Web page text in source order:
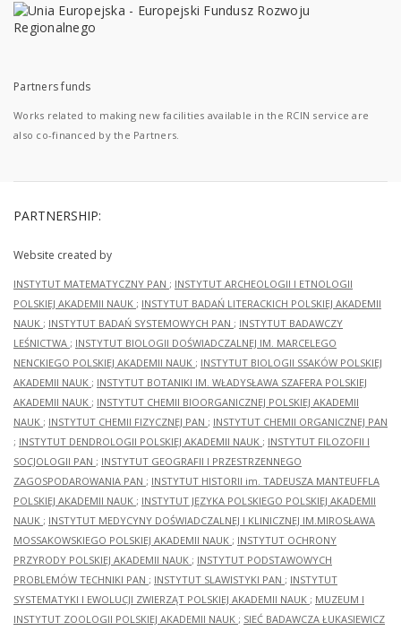
Partners funds
Works related to making new facilities available in the RCIN service are
also co-financed by the Partners.
PARTNERSHIP:
Website created by
INSTYTUT MATEMATYCZNY PAN ; INSTYTUT ARCHEOLOGII I ETNOLOGII
POLSKIEJ AKADEMII NAUK ; INSTYTUT BADAŃ LITERACKICH POLSKIEJ AKADEMII
NAUK ; INSTYTUT BADAŃ SYSTEMOWYCH PAN ; INSTYTUT BADAWCZY
LEŚNICTWA ; INSTYTUT BIOLOGII DOŚWIADCZALNEJ IM. MARCELEGO
NENCKIEGO POLSKIEJ AKADEMII NAUK ; INSTYTUT BIOLOGII SSAKÓW POLSKIEJ
AKADEMII NAUK ; INSTYTUT BOTANIKI IM. WŁADYSŁAWA SZAFERA POLSKIEJ
AKADEMII NAUK ; INSTYTUT CHEMII BIOORGANICZNEJ POLSKIEJ AKADEMII
NAUK ; INSTYTUT CHEMII FIZYCZNEJ PAN ; INSTYTUT CHEMII ORGANICZNEJ PAN
; INSTYTUT DENDROLOGII POLSKIEJ AKADEMII NAUK ; INSTYTUT FILOZOFII I
SOCJOLOGII PAN ; INSTYTUT GEOGRAFII I PRZESTRZENNEGO
ZAGOSPODAROWANIA PAN ; INSTYTUT HISTORII im. TADEUSZA MANTEUFFLA
POLSKIEJ AKADEMII NAUK ; INSTYTUT JĘZYKA POLSKIEGO POLSKIEJ AKADEMII
NAUK ; INSTYTUT MEDYCYNY DOŚWIADCZALNEJ I KLINICZNEJ IM.MIROSŁAWA
MOSSAKOWSKIEGO POLSKIEJ AKADEMII NAUK ; INSTYTUT OCHRONY
PRZYRODY POLSKIEJ AKADEMII NAUK ; INSTYTUT PODSTAWOWYCH
PROBLEMÓW TECHNIKI PAN ; INSTYTUT SLAWISTYKI PAN ; INSTYTUT
SYSTEMATYKI I EWOLUCJI ZWIERZĄT POLSKIEJ AKADEMII NAUK ; MUZEUM I
INSTYTUT ZOOLOGII POLSKIEJ AKADEMII NAUK ; SIEĆ BADAWCZA ŁUKASIEWICZ